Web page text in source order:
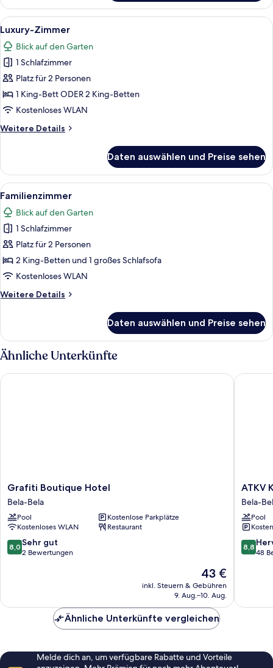
Alle
Fotos
für
Luxury-
Zimmer
anzeigen
Ein geräumiges Schlafzimmer mit
16
Luxury-Zimmer
Blick auf den Garten
1 Schlafzimmer
Platz für 2 Personen
1 King-Bett ODER 2 King-Betten
Kostenloses WLAN
Weitere Details
Weitere
Zimmer
Daten auswählen und Preise sehen
Alle
Fotos
für
Familienzimmer
anzeigen
Ein Hotelzimmer mit zwei Betten,
4
Familienzimmer
Blick auf den Garten
1 Schlafzimmer
Platz für 2 Personen
2 King-Betten und 1 großes Schlafsofa
Kostenloses WLAN
Weitere Details
Weitere
Daten auswählen und Preise sehen
Ähnliche Unterkünfte
Grafiti
Boutique
Hotel
Bela-
Bela
Grafiti Boutique Hotel
Bela-Bela
Pool
Kostenlose Parkplätze
Kostenloses WLAN
Restaurant
8.0
von
Bewertungen
8,0 Sehr gut
2 Bewertungen
Der
Preis
beträgt
43 €
inkl. Steuern & Gebühren
9. Aug.–10. Aug.
Grafiti Boutique Hotel
ATKV
Klein-
Kariba
Bela-
Bela
ATKV
Bela-
Pool
8.8
von
8,8
48
ATKV
Ähnliche Unterkünfte vergleichen
Melde dich an, um verfügbare Rabatte und Vorteile